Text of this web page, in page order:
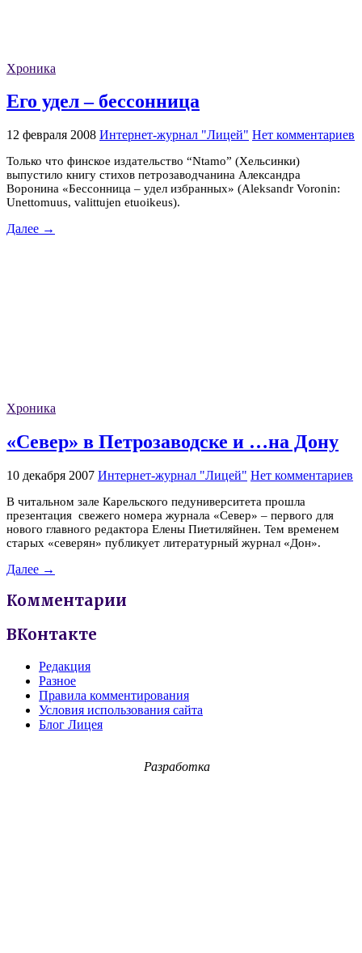
Хроника
Его удел – бессонница
12 февраля 2008 Интернет-журнал "Лицей" Нет комментариев
Только что финское издательство “Ntamo” (Хельсинки)
выпустило книгу стихов петрозаводчанина Александра
Воронина «Бессонница – удел избранных» (Aleksandr Voronin:
Unettomuus, valittujen etuoikeus).
Далее →
Хроника
«Север» в Петрозаводске и …на Дону
10 декабря 2007 Интернет-журнал "Лицей" Нет комментариев
В читальном зале Карельского педуниверситета прошла
презентация свежего номера журнала «Север» – первого для
нового главного редактора Елены Пиетиляйнен. Тем временем
старых «северян» публикует литературный журнал «Дон».
Далее →
Комментарии
ВКонтакте
Редакция
Разное
Правила комментирования
Условия использования сайта
Блог Лицея
Разработка